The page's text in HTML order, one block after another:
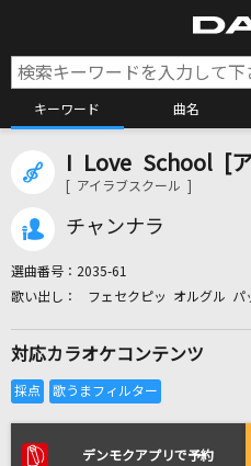
キーワード 曲名
カラオ
リアルタイムで歌
I Love School [
[ アイラブスクール ]
チャンナラ
選曲番号： 2035-61
フェセクピッ オルグル パ
対応カラオケコンテンツ
デンモクアプリで予約